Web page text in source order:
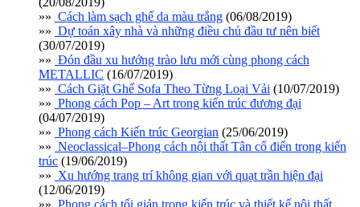
»» Cách làm sạch ghế da màu trắng (06/08/2019)
»» Dự toán xây nhà và những điều chủ đầu tư nên biết
(30/07/2019)
»» Đón đầu xu hướng trào lưu mới cùng phong cách
METALLIC (16/07/2019)
»» Cách Giặt Ghế Sofa Theo Từng Loại Vải (10/07/2019)
»» Phong cách Pop – Art trong kiến trúc đương đại
(04/07/2019)
»» Phong cách Kiến trúc Georgian (25/06/2019)
»» Neoclassical–Phong cách nội thất Tân cổ điển trong kiến
trúc (19/06/2019)
»» Xu hướng trang trí không gian với quạt trần hiện đại
(12/06/2019)
»» Phong cách tối giản trong kiến trúc và thiết kế nội thất